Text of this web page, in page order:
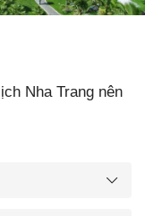
Nha Trang nên